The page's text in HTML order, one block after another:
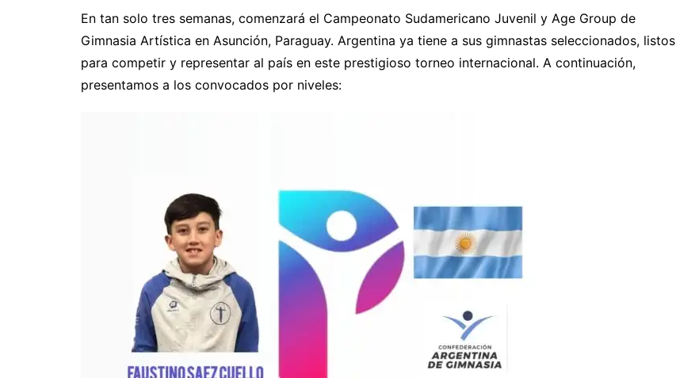
En tan solo tres semanas, comenzará el Campeonato Sudamericano Juvenil y Age Group de
Gimnasia Artística en Asunción, Paraguay. Argentina ya tiene a sus gimnastas seleccionados, listos
para competir y representar al país en este prestigioso torneo internacional. A continuación,
presentamos a los convocados por niveles: